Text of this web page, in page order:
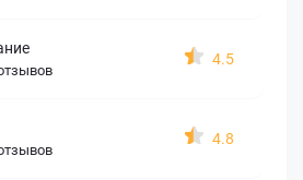
4.5
4.8